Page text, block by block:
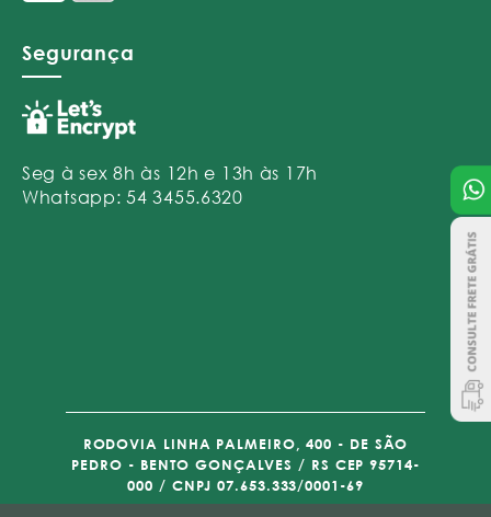
Segurança
Seg à sex 8h às 12h e 13h às 17h
Whatsapp: 54 3455.6320
RODOVIA LINHA PALMEIRO, 400 - DE SÃO
PEDRO - BENTO GONÇALVES / RS CEP 95714-
000 / CNPJ 07.653.333/0001-69